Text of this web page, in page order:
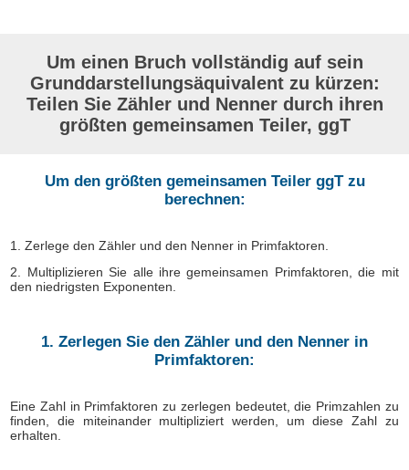
Um einen Bruch vollständig auf sein
Grunddarstellungsäquivalent zu kürzen:
Teilen Sie Zähler und Nenner durch ihren
größten gemeinsamen Teiler, ggT
Um den größten gemeinsamen Teiler ggT zu
berechnen:
1. Zerlege den Zähler und den Nenner in Primfaktoren.
2. Multiplizieren Sie alle ihre gemeinsamen Primfaktoren, die mit
den niedrigsten Exponenten.
1. Zerlegen Sie den Zähler und den Nenner in
Primfaktoren:
Eine Zahl in Primfaktoren zu zerlegen bedeutet, die Primzahlen zu
finden, die miteinander multipliziert werden, um diese Zahl zu
erhalten.